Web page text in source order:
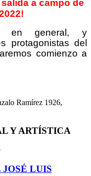
a campo de
en general, y
protagonistas del
comienzo a
Ramírez 1926,
Y ARTÍSTICA
LUIS